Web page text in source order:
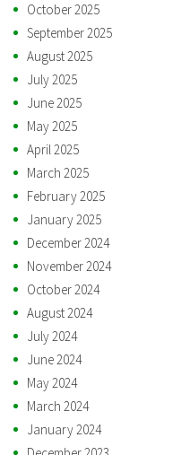
October 2025
September 2025
August 2025
July 2025
June 2025
May 2025
April 2025
March 2025
February 2025
January 2025
December 2024
November 2024
October 2024
August 2024
July 2024
June 2024
May 2024
March 2024
January 2024